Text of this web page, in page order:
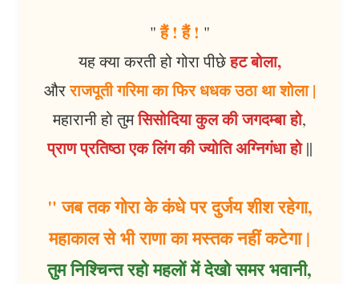
"हैं ! हैं ! "
यह क्या करती हो गोरा पीछेहट बोला,
औरराजपूती गरिमा का फिर धधक उठा था शोला |
महारानी हो तुमसिसोदिया कुल की जगदम्बा हो,
प्राण प्रतिष्ठा एक लिंग की ज्योति अग्निगंधा हो||
" जब तक गोरा के कंधे पर दुर्जय शीश रहेगा,
महाकाल से भी राणा का मस्तक नहीं कटेगा |
तुम निश्चिन्त रहो महलों में देखो समर भवानी,